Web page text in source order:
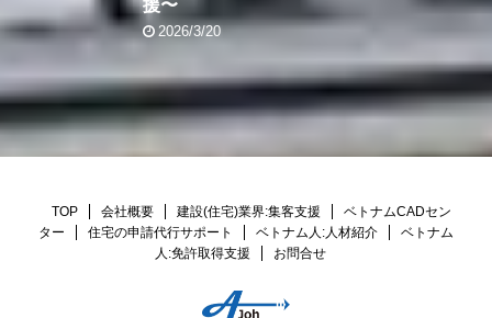
援〜
2026/3/20
TOP 会社概要 建設(住宅)業界:集客支援
ベトナムCADセン
ター
住宅の申請代行サポート ベトナム人:人材紹介
ベトナム
人:免許取得支援
お問合せ